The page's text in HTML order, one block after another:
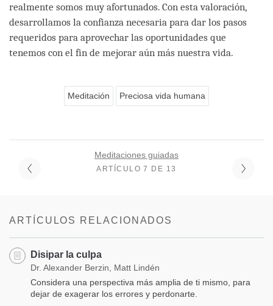
realmente somos muy afortunados. Con esta valoración,
desarrollamos la confianza necesaria para dar los pasos
requeridos para aprovechar las oportunidades que
tenemos con el fin de mejorar aún más nuestra vida.
Meditación Preciosa vida humana
Meditaciones guiadas
ARTÍCULO 7 DE 13
ARTÍCULOS RELACIONADOS
Disipar la culpa
Dr. Alexander Berzin, Matt Lindén
Considera una perspectiva más amplia de ti mismo, para
dejar de exagerar los errores y perdonarte.